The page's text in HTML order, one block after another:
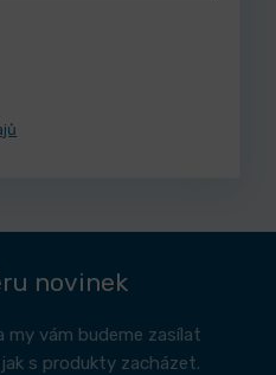
novinek
my vám budeme zasílat
s produkty zacházet.